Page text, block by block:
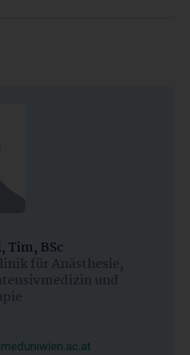
Tim, BSc
für Anästhesie,
und